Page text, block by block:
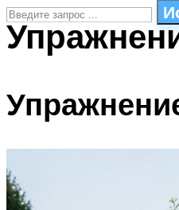
СТИЛИ ПЛАВАНЬЯ
ПЛАВАНЬЕ ДЛЯ
БАССЕЙН ДЛЯ ДОМА
ОЧИСТКА БАССЕЙНОВ